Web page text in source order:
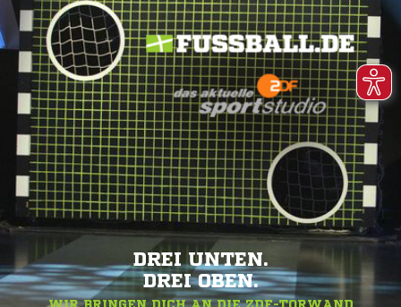
DREI UNTEN.
DREI OBEN.
WIR BRINGEN DICH AN DIE ZDF-TORWAND